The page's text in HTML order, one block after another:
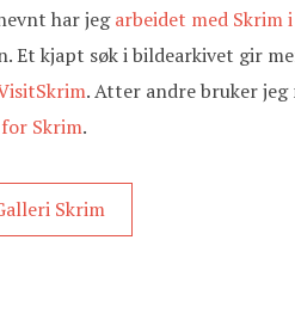
har jegarbeidet med Skrim
Et kjapt søk i bildearkivet gir
. Atter andre bruker
Skrim.
Skrim